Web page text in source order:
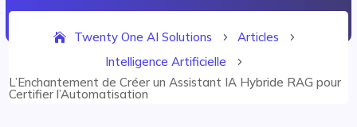
Twenty One AI Solutions 5 Articles 5
Intelligence Artificielle 5
L’Enchantement de Créer un Assistant IA Hybride RAG pour
Certifier l’Automatisation